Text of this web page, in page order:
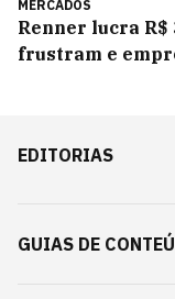
MERCADOS
Renner lucra R$
frustram e
EDITORIAS
GUIAS DE